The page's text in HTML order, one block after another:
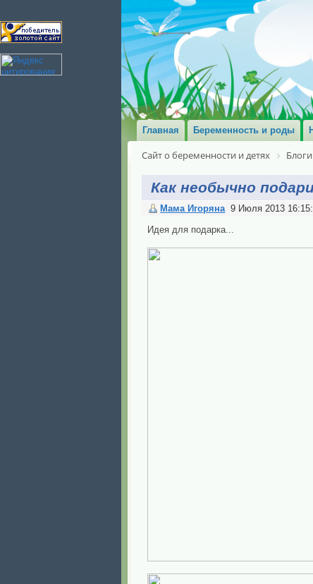
Главная Беременность и роды
Сайт о беременности и детях Блоги
Как необычно
Мама Игоряна 9 Июля 2013
Идея для подарка...